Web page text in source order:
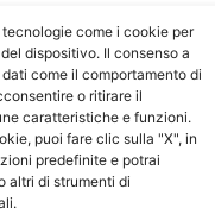
come i cookie per
dispositivo. Il consenso a
come il comportamento di
o ritirare il
caratteristiche e funzioni.
puoi fare clic sulla "X", in
predefinite e potrai
altri di strumenti di
dall’interessato.